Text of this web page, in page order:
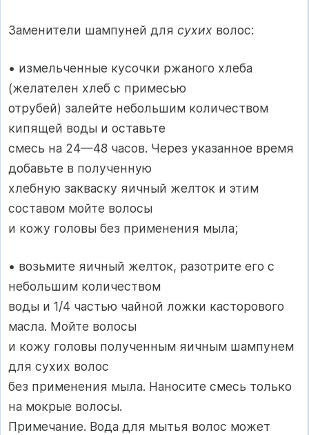
Заменители шампуней для сухих волос:
• измельченные кусочки ржаного хлеба
(желателен хлеб с примесью
отрубей) залейте небольшим количеством
кипящей воды и оставьте
смесь на 24—48 часов. Через указанное время
добавьте в полученную
хлебную закваску яичный желток и этим
составом мойте волосы
и кожу головы без применения мыла;
• возьмите яичный желток, разотрите его с
небольшим количеством
воды и 1/4 частью чайной ложки касторового
масла. Мойте волосы
и кожу головы полученным яичным шампунем
для сухих волос
без применения мыла. Наносите смесь только
на мокрые волосы.
Примечание. Вода для мытья волос может